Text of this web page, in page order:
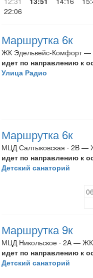
22:06
Маршрутка 6к
ЖК Эдельвейс-Комфорт —
идет по направлению к
Улица Радио
Маршрутка 6к
МЦД Салтыковская · 2B
идет по направлению к
Детский санаторий
Маршрутка 9к
МЦД Никольское · 2A —
идет по направлению к
Детский санаторий